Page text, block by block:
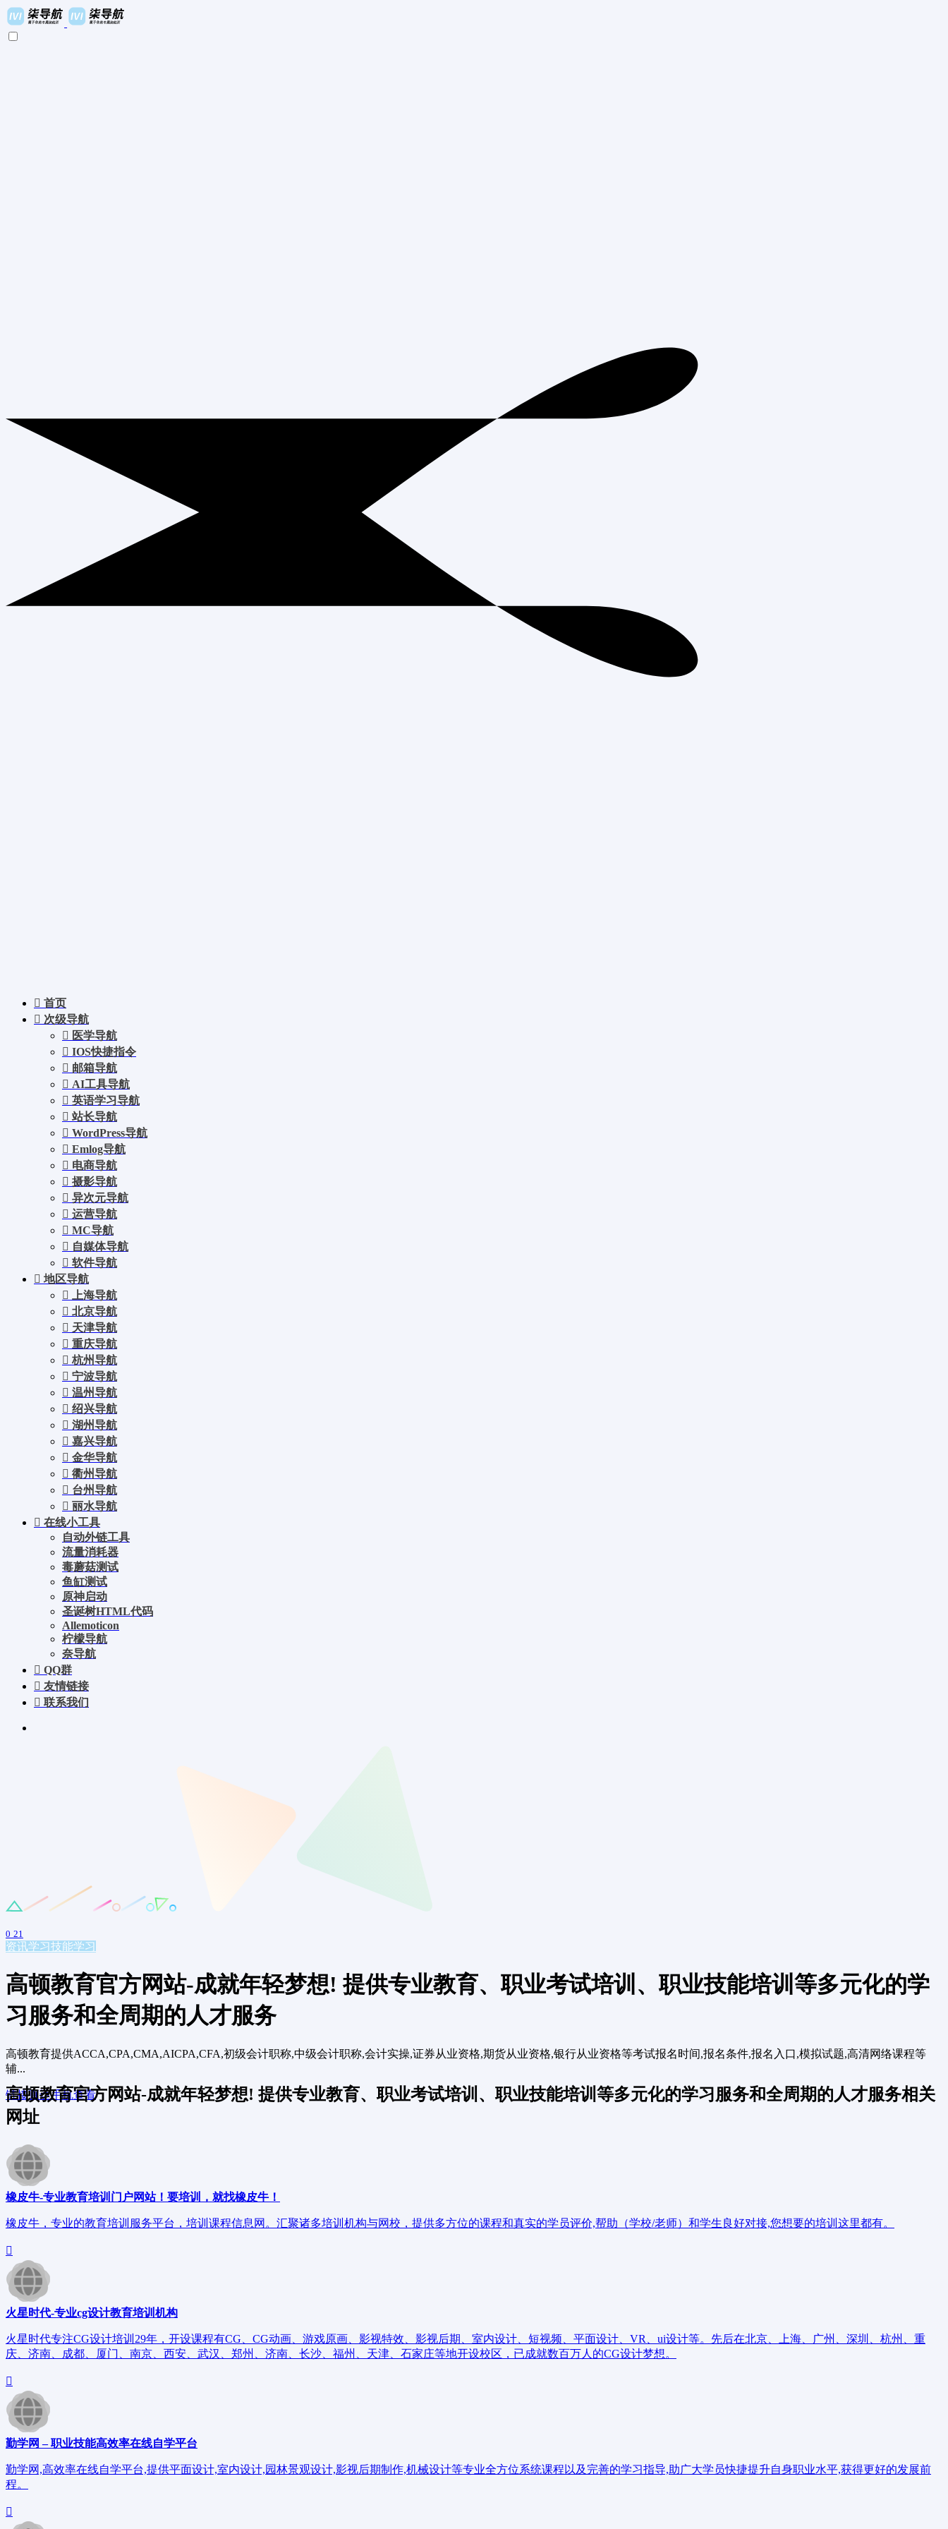
首页
次级导航
医学导航
IOS快捷指令
邮箱导航
AI工具导航
英语学习导航
站长导航
WordPress导航
Emlog导航
电商导航
摄影导航
异次元导航
运营导航
MC导航
自媒体导航
软件导航
地区导航
上海导航
北京导航
天津导航
重庆导航
杭州导航
宁波导航
温州导航
绍兴导航
湖州导航
嘉兴导航
金华导航
衢州导航
台州导航
丽水导航
在线小工具
自动外链工具
流量消耗器
毒蘑菇测试
鱼缸测试
原神启动
圣诞树HTML代码
Allemoticon
柠檬导航
奈导航
QQ群
友情链接
联系我们
0 21
资讯学习 技能学习
高顿教育官方网站-成就年轻梦想! 提供专业教育、职业考试培训、职业技能培训等多元化的学
习服务和全周期的人才服务
高顿教育提供ACCA,CPA,CMA,AICPA,CFA,初级会计职称,中级会计职称,会计实操,证券从业资格,期货从业资格,银行从业资格等考试报名时间,报名条件,报名入口,模拟试题,高清网络课程等
辅...
链接直达手机查看
高顿教育官方网站-成就年轻梦想! 提供专业教育、职业考试培训、职业技能培训等多元化的学习服务和全周期的人才服务相关
网址
橡皮牛-专业教育培训门户网站！要培训，就找橡皮牛！
橡皮牛，专业的教育培训服务平台，培训课程信息网。汇聚诸多培训机构与网校，提供多方位的课程和真实的学员评价,帮助（学校/老师）和学生良好对接,您想要的培训这里都有。
火星时代-专业cg设计教育培训机构
火星时代专注CG设计培训29年，开设课程有CG、CG动画、游戏原画、影视特效、影视后期、室内设计、短视频、平面设计、VR、ui设计等。先后在北京、上海、广州、深圳、杭州、重
庆、济南、成都、厦门、南京、西安、武汉、郑州、济南、长沙、福州、天津、石家庄等地开设校区，已成就数百万人的CG设计梦想。
勤学网 – 职业技能高效率在线自学平台
勤学网,高效率在线自学平台,提供平面设计,室内设计,园林景观设计,影视后期制作,机械设计等专业全方位系统课程以及完善的学习指导,助广大学员快捷提升自身职业水平,获得更好的发展前
程。